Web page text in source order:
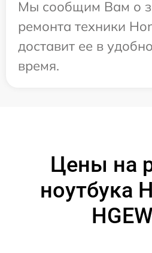
Мы сообщим Вам о
ремонта техники
доставит ее в
время.
Цены на
ноутбука